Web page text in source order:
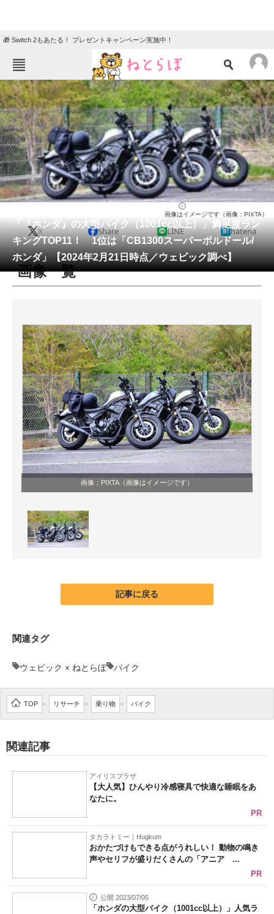
🎁 Switch 2もあたる！ プレゼントキャンペーン実施中！
ねとらぼメニュー
TOP ニュース
エンタメ クイズ
グルメ 地域
住まい 教育・育児
動物 リサーチ
会員記事
メディア
注目記事を集めた総合ページ
スマホと通信の最新トレンド
進化するPCとデバイスの未来
好きが集まる 比べて選べる
ビジネスと働き方のヒント
AI活用のいまが分かる
企業ITのトレンドを詳説
経営リーダーのコミュニティ
マーケ×ITの今がよく分かる
ITエンジニア向け専門サイト
IT製品の技術・比較・事例
モノづくり技術者専門サイト
エレクトロニクス専門サイト
電子設計の基本と応用
エネルギーの専門メディア
建設×テクノロジーの最前線
ちょっと気になるネットの話題
「『ホンダ』の大型バイク（1001cc以上）」満足度ラン
キングTOP11！ 1位は「CB1300スーパーボルドール/
ホンダ」【2024年2月21日時点／ウェビック調べ】
画像はイメージです（画像：PIXTA）
X Share LINE hatena
画像一覧
画像：PIXTA（画像はイメージです）
記事に戻る
関連タグ
ウェビック × ねとらぼ バイク
TOP > リサーチ > 乗り物 > バイク
関連記事
アイリスプラザ
【大人気】ひんやり冷感寝具で快適な睡眠をあ
なたに。
PR
タカラトミー｜Hugkum
おかたづけもできる点がうれしい！ 動物の鳴き
声やセリフが盛りだくさんの「アニア ...
PR
公開 2023/07/05
「ホンダの大型バイク（1001cc以上）」人気ラ